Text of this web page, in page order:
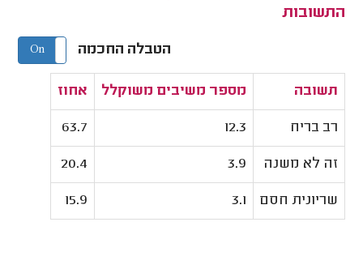
התשובות
הטבלה החכמה On Off
תשובה מספר משיבים משוקלל אחוז
רב בריח 12.3
63.7
זה לא משנה 3.9
20.4
שריונית חסם 3.1
15.9